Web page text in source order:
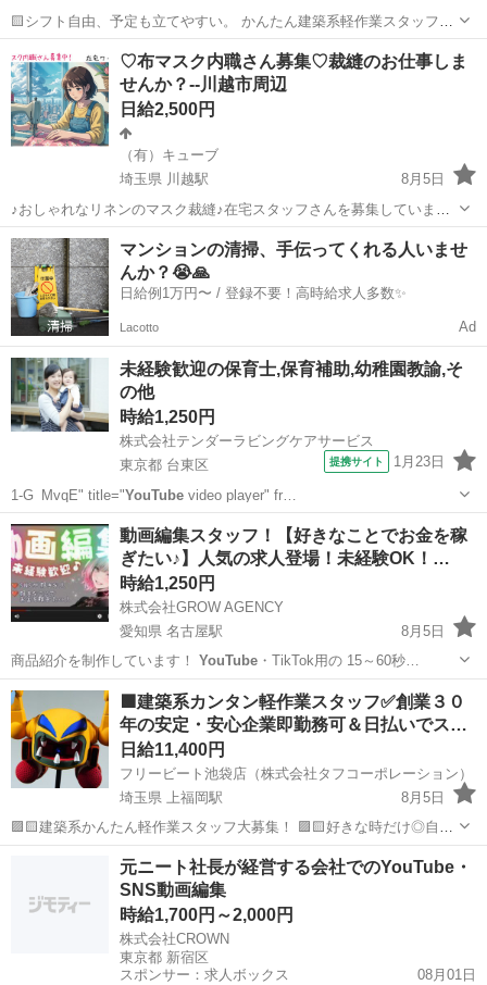
🟨シフト自由、予定も立てやすい。 かんたん建築系軽作業スタッフ大
募集！【選べる日勤・夜勤】 🟦超カンタン軽作業 ・日勤/日給11400円
（※日給10900円/10勤務迄) ・夜勤/日給13500円 🟦週1...
東京 中野駅 建築 カンタン
♡布マスク内職さん募集♡裁縫のお仕事しま
せんか？--川越市周辺
日給2,500円
（有）キューブ
埼玉県 川越駅
8月5日
♪おしゃれなリネンのマスク裁縫♪在宅スタッフさんを募集していま
す。 「子どもがまだ小さいから働きに出るのは難しい…」 「家事や育
児の合間に、ちょっとした収入を得たい…」 そんな子育て中のお母様
にぴったりのお仕事です...
埼玉 川越市 その他 マスク
マンションの清掃、手伝ってくれる人いませ
んか？😭🙏
日給例1万円〜 / 登録不要！高時給求人多数✨
Lacotto Ad
未経験歓迎の保育士,保育補助,幼稚園教諭,そ
の他
時給1,250円
株式会社テンダーラビングケアサービス
東京都 台東区
提携サイト 1月23日
1-G_MvqE" title="YouTubevideo player" fr…
東京 台東区 保育士
動画編集スタッフ！【好きなことでお金を稼
ぎたい♪】人気の求人登場！未経験OK！…
時給1,250円
株式会社GROW AGENCY
愛知県 名古屋駅
8月5日
商品紹介を制作しています！ YouTube・TikTok用の 15～60秒…
愛知 名古屋市 名古屋駅 その他 動画編集
🟩建築系カンタン軽作業スタッフ✅創業３０
年の安定・安心企業即勤務可＆日払いでス…
日給11,400円
フリービート池袋店（株式会社タフコーポレーション）
埼玉県 上福岡駅
8月5日
🟪🟨建築系かんたん軽作業スタッフ大募集！ 🟪🟨好きな時だけ◎自由
に働けます!! 🟩シフト自由!!選べる日勤・夜勤 🟩お友達同士などチー
ムでの応募も待ってます♪ 🟩ノルマ無し、勤務地多数、日払いＯＫ★
ふじみ野市 上福岡駅 建築 スタッフ
元ニート社長が経営する会社でのYouTube・
SNS動画編集
時給1,700円～2,000円
株式会社CROWN
東京都 新宿区
スポンサー：求人ボックス
08月01日